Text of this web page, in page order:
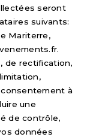
seront
suivants:
Mariterre,
de rectification,
à
une
de contrôle,
données